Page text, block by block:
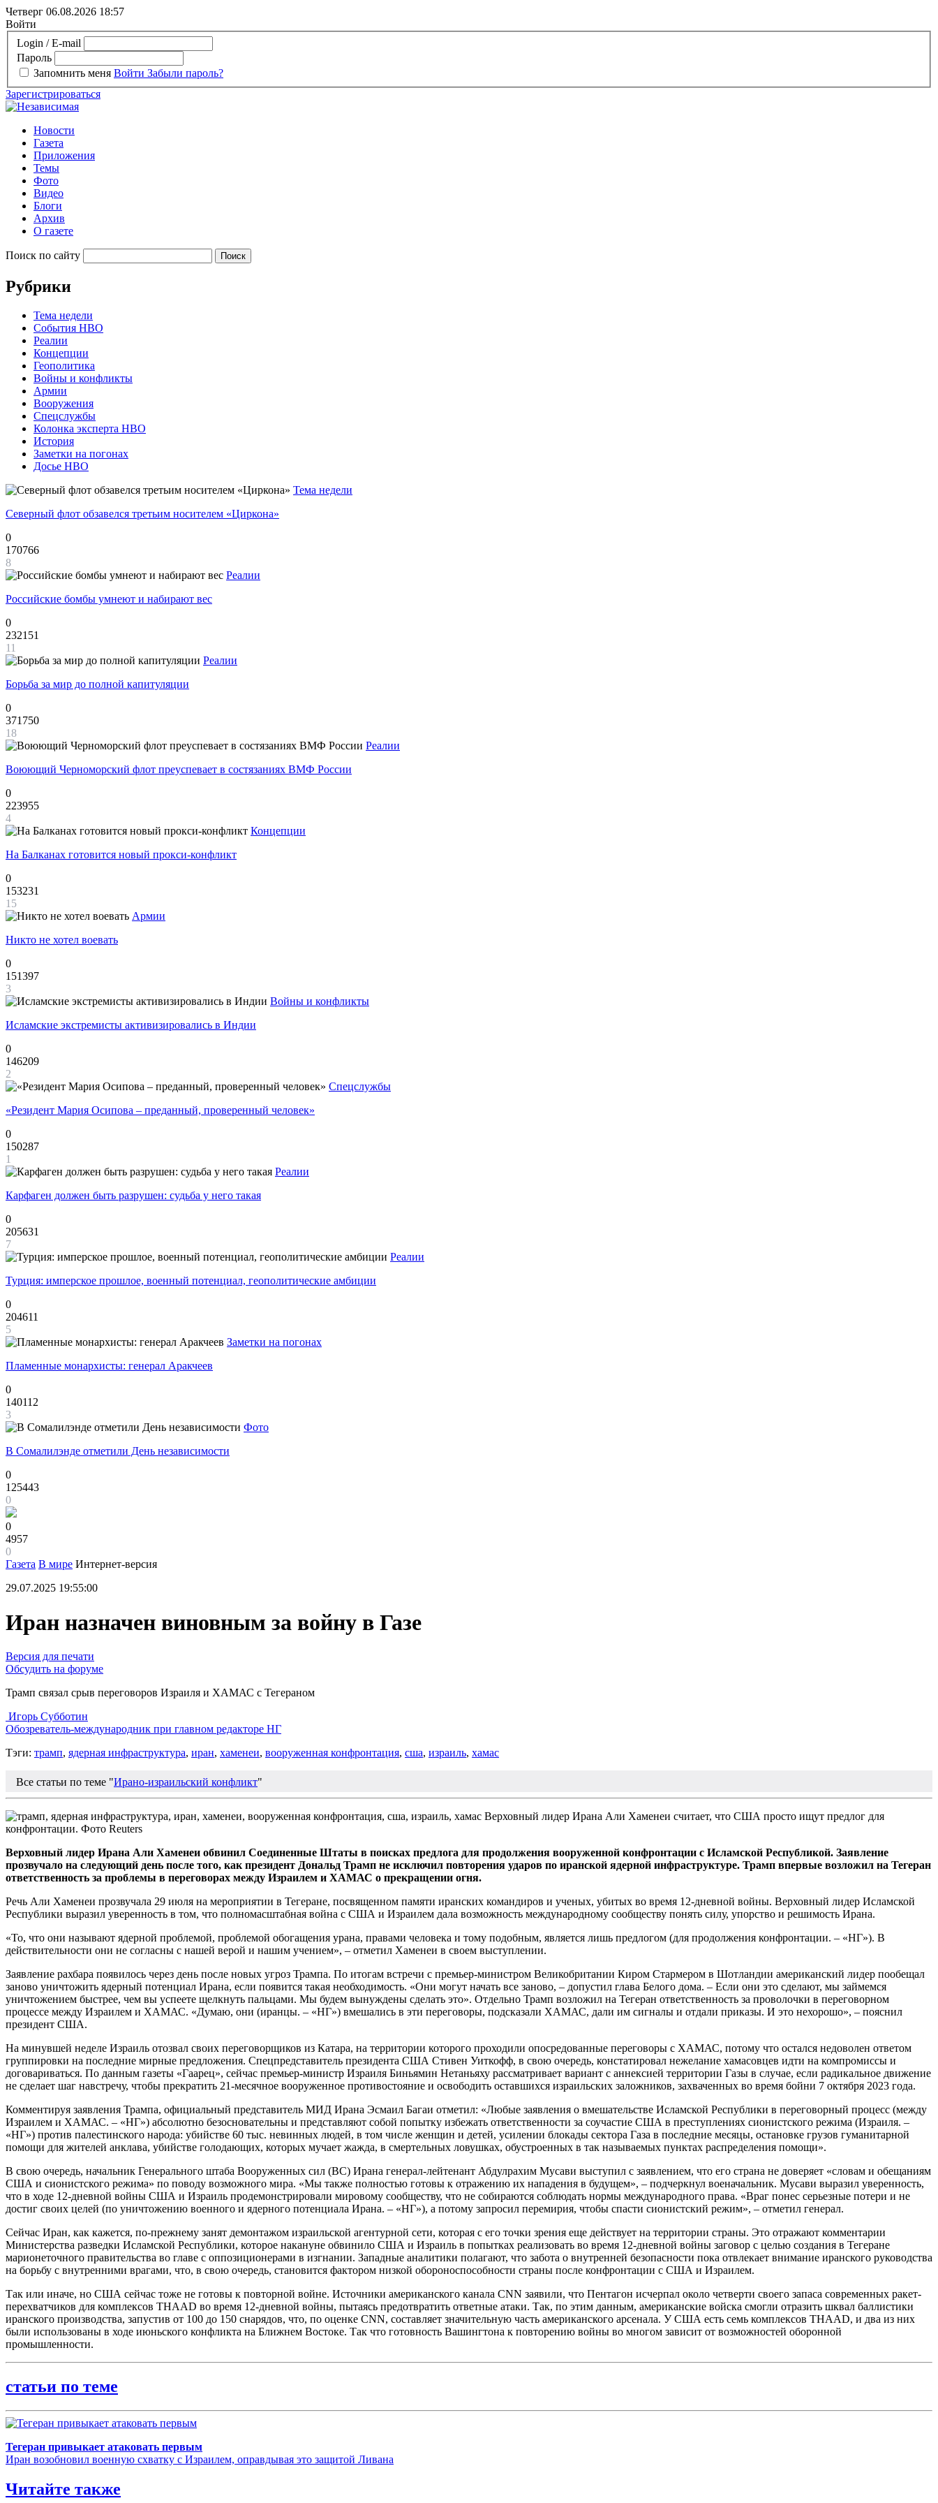
Четверг 06.08.2026 18:57
Войти
Login / E-mail
Пароль
Запомнить меня Войти Забыли пароль?
Зарегистрироваться
Новости
Газета
Приложения
Темы
Фото
Видео
Блоги
Архив
О газете
Поиск по сайту
Рубрики
Тема недели
События НВО
Реалии
Концепции
Геополитика
Войны и конфликты
Армии
Вооружения
Спецслужбы
Колонка эксперта НВО
История
Заметки на погонах
Досье НВО
Тема недели
Северный флот обзавелся третьим носителем «Циркона»
0
170766
8
Реалии
Российские бомбы умнеют и набирают вес
0
232151
11
Реалии
Борьба за мир до полной капитуляции
0
371750
18
Реалии
Воюющий Черноморский флот преуспевает в состязаниях ВМФ России
0
223955
4
Концепции
На Балканах готовится новый прокси-конфликт
0
153231
15
Армии
Никто не хотел воевать
0
151397
3
Войны и конфликты
Исламские экстремисты активизировались в Индии
0
146209
2
Спецслужбы
«Резидент Мария Осипова – преданный, проверенный человек»
0
150287
1
Реалии
Карфаген должен быть разрушен: судьба у него такая
0
205631
7
Реалии
Турция: имперское прошлое, военный потенциал, геополитические амбиции
0
204611
5
Заметки на погонах
Пламенные монархисты: генерал Аракчеев
0
140112
3
Фото
В Сомалилэнде отметили День независимости
0
125443
0
0
4957
0
Газета В мире Интернет-версия
29.07.2025 19:55:00
Иран назначен виновным за войну в Газе
Версия для печати
Обсудить на форуме
Трамп связал срыв переговоров Израиля и ХАМАС с Тегераном
Игорь Субботин
Обозреватель-международник при главном редакторе НГ
Тэги: трамп, ядерная инфраструктура, иран, хаменеи, вооруженная конфронтация, сша, израиль, хамас
Все статьи по теме "Ирано-израильский конфликт"
Верховный лидер Ирана Али Хаменеи считает, что США просто ищут предлог для
конфронтации. Фото Reuters
Верховный лидер Ирана Али Хаменеи обвинил Соединенные Штаты в поисках предлога для продолжения вооруженной конфронтации с Исламской Республикой. Заявление
прозвучало на следующий день после того, как президент Дональд Трамп не исключил повторения ударов по иранской ядерной инфраструктуре. Трамп впервые возложил на Тегеран
ответственность за проблемы в переговорах между Израилем и ХАМАС о прекращении огня.
Речь Али Хаменеи прозвучала 29 июля на мероприятии в Тегеране, посвященном памяти иранских командиров и ученых, убитых во время 12-дневной войны. Верховный лидер Исламской
Республики выразил уверенность в том, что полномасштабная война с США и Израилем дала возможность международному сообществу понять силу, упорство и решимость Ирана.
«То, что они называют ядерной проблемой, проблемой обогащения урана, правами человека и тому подобным, является лишь предлогом (для продолжения конфронтации. – «НГ»). В
действительности они не согласны с нашей верой и нашим учением», – отметил Хаменеи в своем выступлении.
Заявление рахбара появилось через день после новых угроз Трампа. По итогам встречи с премьер-министром Великобритании Киром Стармером в Шотландии американский лидер пообещал
заново уничтожить ядерный потенциал Ирана, если появится такая необходимость. «Они могут начать все заново, – допустил глава Белого дома. – Если они это сделают, мы займемся
уничтожением быстрее, чем вы успеете щелкнуть пальцами. Мы будем вынуждены сделать это». Отдельно Трамп возложил на Тегеран ответственность за проволочки в переговорном
процессе между Израилем и ХАМАС. «Думаю, они (иранцы. – «НГ») вмешались в эти переговоры, подсказали ХАМАС, дали им сигналы и отдали приказы. И это нехорошо», – пояснил
президент США.
На минувшей неделе Израиль отозвал своих переговорщиков из Катара, на территории которого проходили опосредованные переговоры с ХАМАС, потому что остался недоволен ответом
группировки на последние мирные предложения. Спецпредставитель президента США Стивен Уиткофф, в свою очередь, констатировал нежелание хамасовцев идти на компромиссы и
договариваться. По данным газеты «Гаарец», сейчас премьер-министр Израиля Биньямин Нетаньяху рассматривает вариант с аннексией территории Газы в случае, если радикальное движение
не сделает шаг навстречу, чтобы прекратить 21-месячное вооруженное противостояние и освободить оставшихся израильских заложников, захваченных во время бойни 7 октября 2023 года.
Комментируя заявления Трампа, официальный представитель МИД Ирана Эсмаил Багаи отметил: «Любые заявления о вмешательстве Исламской Республики в переговорный процесс (между
Израилем и ХАМАС. – «НГ») абсолютно безосновательны и представляют собой попытку избежать ответственности за соучастие США в преступлениях сионистского режима (Израиля. –
«НГ») против палестинского народа: убийстве 60 тыс. невинных людей, в том числе женщин и детей, усилении блокады сектора Газа в последние месяцы, остановке грузов гуманитарной
помощи для жителей анклава, убийстве голодающих, которых мучает жажда, в смертельных ловушках, обустроенных в так называемых пунктах распределения помощи».
В свою очередь, начальник Генерального штаба Вооруженных сил (ВС) Ирана генерал-лейтенант Абдулрахим Мусави выступил с заявлением, что его страна не доверяет «словам и обещаниям
США и сионистского режима» по поводу возможного мира. «Мы также полностью готовы к отражению их нападения в будущем», – подчеркнул военачальник. Мусави выразил уверенность,
что в ходе 12-дневной войны США и Израиль продемонстрировали мировому сообществу, что не собираются соблюдать нормы международного права. «Враг понес серьезные потери и не
достиг своих целей (по уничтожению военного и ядерного потенциала Ирана. – «НГ»), а потому запросил перемирия, чтобы спасти сионистский режим», – отметил генерал.
Сейчас Иран, как кажется, по-прежнему занят демонтажом израильской агентурной сети, которая с его точки зрения еще действует на территории страны. Это отражают комментарии
Министерства разведки Исламской Республики, которое накануне обвинило США и Израиль в попытках реализовать во время 12-дневной войны заговор с целью создания в Тегеране
марионеточного правительства во главе с оппозиционерами в изгнании. Западные аналитики полагают, что забота о внутренней безопасности пока отвлекает внимание иранского руководства
на борьбу с внутренними врагами, что, в свою очередь, становится фактором низкой обороноспособности страны после конфронтации с США и Израилем.
Так или иначе, но США сейчас тоже не готовы к повторной войне. Источники американского канала CNN заявили, что Пентагон исчерпал около четверти своего запаса современных ракет-
перехватчиков для комплексов THAAD во время 12-дневной войны, пытаясь предотвратить ответные атаки. Так, по этим данным, американские войска смогли отразить шквал баллистики
иранского производства, запустив от 100 до 150 снарядов, что, по оценке CNN, составляет значительную часть американского арсенала. У США есть семь комплексов THAAD, и два из них
были использованы в ходе июньского конфликта на Ближнем Востоке. Так что готовность Вашингтона к повторению войны во многом зависит от возможностей оборонной
промышленности.
статьи по теме
Тегеран привыкает атаковать первым
Иран возобновил военную схватку с Израилем, оправдывая это защитой Ливана
Читайте также